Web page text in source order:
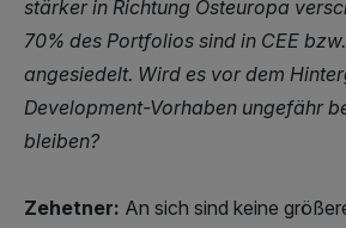
stärker in Richtung Osteuropa
70% des Portfolios sind in CEE
angesiedelt. Wird es vor dem
Development-Vorhaben ungefähr
bleiben?
Zehetner: An sich sind keine